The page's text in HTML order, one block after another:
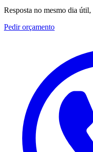
Resposta no mesmo dia
Pedir orçamento